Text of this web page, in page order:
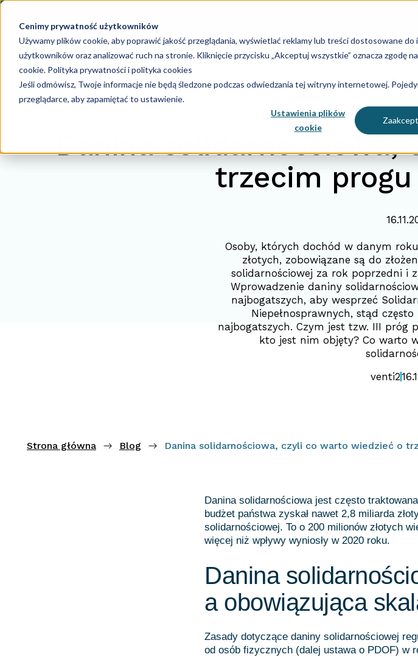
Cenimy prywatność użytkowników
Używamy plików cookie, aby poprawić jakość przeglądania, wyświetlać reklamy lub treści dostosowane
użytkowników oraz analizować ruch na stronie. Kliknięcie przycisku „Akceptuj wszystkie” oznacza zgodę
cookie.Polityka prywatności i polityka cookies
Jeśli odmówisz, Twoje informacje nie będą śledzone podczas odwiedzania tej witryny internetowej.
przeglądarce, aby zapamiętać to ustawienie.
Ustawienia plików
cookie
KsięgowośćKadry i płaceSprawozdania
Danina solidarnościowa,
trzecim
Osoby, których dochód w danym
złotych, zobowiązane są do
solidarnościowej za rok poprzedni i
Wprowadzenie daniny
najbogatszych, aby wesprzeć
Niepełnosprawnych, stąd
najbogatszych. Czym jest tzw. III próg
kto jest nim objęty? Co warto
venti2
Strona główna Blog Danina solidarnościowa, czyli co warto wiedzieć o
Danina solidarnościowa jest często
budżet państwa zyskał nawet 2,8 miliarda
solidarnościowej. To o 200 milionów złotych
więcej niż wpływy wyniosły w 2020 roku.
Danina
a obowiązująca
Zasady dotyczące daniny solidarnościowej
od osób fizycznych (dalej ustawa o PDOF) w